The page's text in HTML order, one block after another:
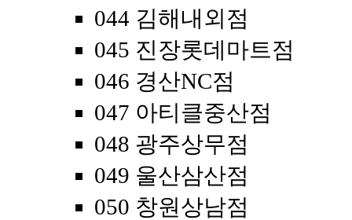
044 김해내외점
045 진장롯데마트점
046 경산NC점
047 아티클중산점
048 광주상무점
049 울산삼산점
050 창원상남점